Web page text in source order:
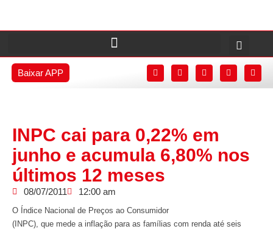
Baixar APP
INPC cai para 0,22% em
junho e acumula 6,80% nos
últimos 12 meses
08/07/2011 12:00 am
O Índice Nacional de Preços ao Consumidor
(INPC), que mede a inflação para as famílias com renda até seis